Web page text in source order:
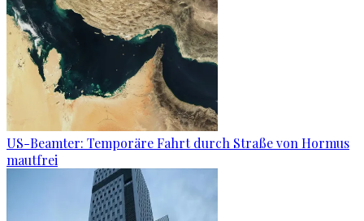
US-Beamter: Temporäre Fahrt durch Straße von Hormus
mautfrei